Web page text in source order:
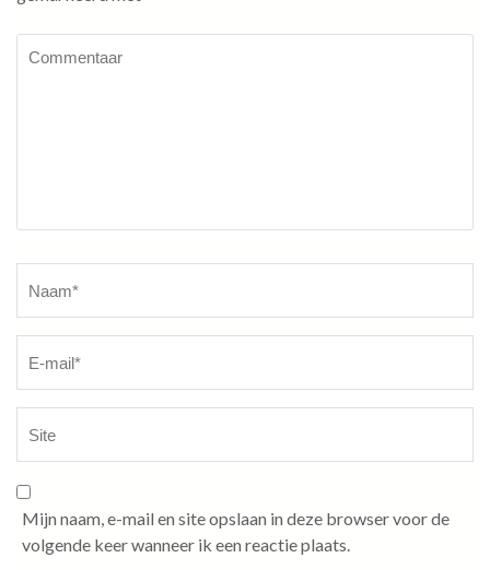
Mijn naam, e-mail en site opslaan in deze browser voor de
volgende keer wanneer ik een reactie plaats.